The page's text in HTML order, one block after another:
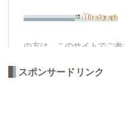
スポンサードリンク